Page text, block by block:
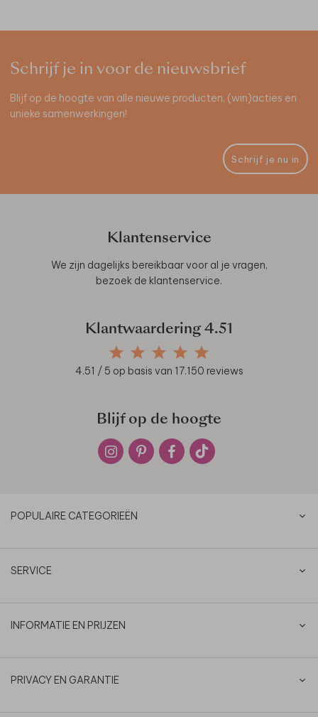
Schrijf je in voor de nieuwsbrief
Blijf op de hoogte van alle nieuwe producten, (win)acties en
unieke samenwerkingen!
Schrijf je nu in
Klantenservice
We zijn dagelijks bereikbaar voor al je vragen,
bezoek de klantenservice.
Klantwaardering 4.51
4.51 / 5 op basis van 17.150 reviews
Blijf op de hoogte
POPULAIRE CATEGORIEËN
SERVICE
INFORMATIE EN PRIJZEN
PRIVACY EN GARANTIE